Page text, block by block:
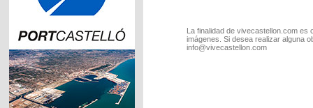
La finalidad de vivecastellon.com
imágenes. Si desea realizar alguna
info@vivecastellon.com